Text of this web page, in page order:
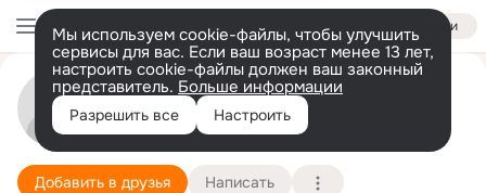
Войти
Мы используем cookie-файлы, чтобы улучшить
сервисы для вас. Если ваш возраст менее 13 лет,
настроить cookie-файлы должен ваш законный
представитель. Больше информации
Разрешить все Настроить
Сэ Сэ
Ред Дир 1 января Подробнее
Добавить в друзья Написать